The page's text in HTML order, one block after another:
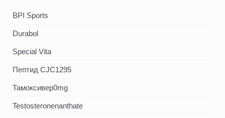
BPI Sports
Durabol
Special Vita
Пептид CJC1295
Тамоксивер0mg
Testosteronenanthate